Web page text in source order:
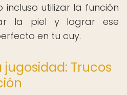
incluso utilizar la función
la piel y lograr ese
en tu cuy.
Trucos